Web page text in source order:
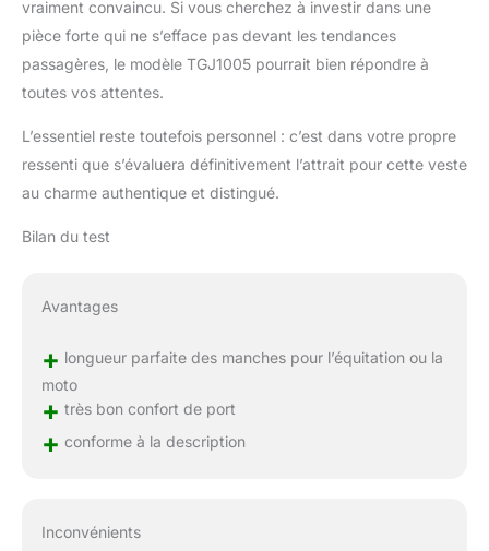
vraiment convaincu. Si vous cherchez à investir dans une
pièce forte qui ne s’efface pas devant les tendances
passagères, le modèle TGJ1005 pourrait bien répondre à
toutes vos attentes.
L’essentiel reste toutefois personnel : c’est dans votre propre
ressenti que s’évaluera définitivement l’attrait pour cette veste
au charme authentique et distingué.
Bilan du test
Avantages
+ longueur parfaite des manches pour l’équitation ou la
moto
+ très bon confort de port
+ conforme à la description
Inconvénients